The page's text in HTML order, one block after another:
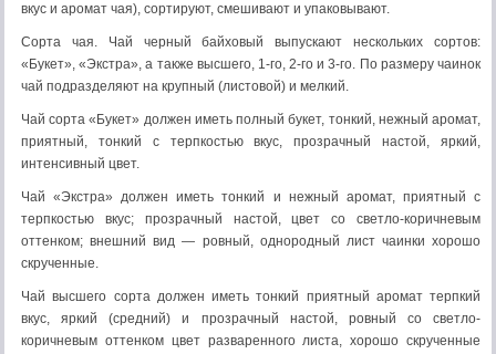
вкус и аромат чая), сортируют, смешивают и упаковывают.
Сорта чая. Чай черный байховый выпускают нескольких сортов:
«Букет», «Экстра», а также высшего, 1-го, 2-го и 3-го. По размеру чаинок
чай подразделяют на крупный (листовой) и мелкий.
Чай сорта «Букет» должен иметь полный букет, тонкий, нежный аромат,
приятный, тонкий с терпкостью вкус, прозрачный настой, яркий,
интенсивный цвет.
Чай «Экстра» должен иметь тонкий и нежный аромат, приятный с
терпкостью вкус; прозрачный настой, цвет со светло-коричневым
оттенком; внешний вид — ровный, однородный лист чаинки хорошо
скрученные.
Чай высшего сорта должен иметь тонкий приятный аромат терпкий
вкус, яркий (средний) и прозрачный настой, ровный со светло-
коричневым оттенком цвет разваренного листа, хорошо скрученные